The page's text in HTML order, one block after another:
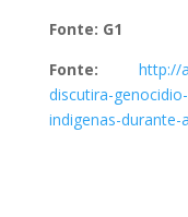
Fonte: G1
Fonte:http://
discutira-
indigenas-